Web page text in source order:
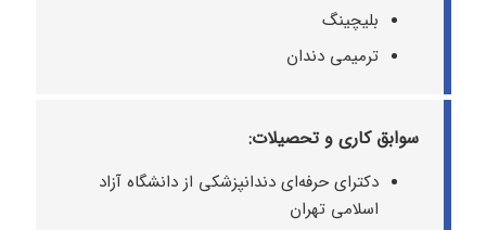
بلیچینگ
ترمیمی دندان
سوابق کاری و تحصیلات:
دکترای حرفه‌ای دندانپزشکی از دانشگاه آزاد
اسلامی تهران